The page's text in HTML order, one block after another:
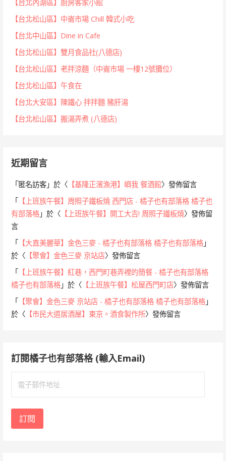
【台北內湖區】廚房客家小館
【台北松山區】中崙市場 Chill 韓式小吃
【台北中山區】Dine in Cafe
【台北松山區】雙月食品社(八德店)
【台北松山區】老拌涼麵（中崙市場 一樓12號攤位）
【台北松山區】午食在
【台北大安區】陳鐵心 拌拌麵 豬肝湯
【台北松山區】搬湯弄煮 (八德店)
近期留言
「匿名訪客 」於〈 【基隆正濱漁港】嶼我 餐酒館〉發佈留言
「 【上班族午餐】周照子鐵板燒 西門店 - 橘子也有部落格 橘子也
有部落格 」於〈 【上班族午餐】開工大吉! 周照子鐵板燒〉發佈留
言
「 【大直美麗華】金色三麥 - 橘子也有部落格 橘子也有部落格 」
於〈 【聚會】金色三麥 京站店〉發佈留言
「 【上班族午餐】紅巷，西門町巷弄裡的簡餐 - 橘子也有部落格
橘子也有部落格 」於〈 【上班族午餐】松屋西門町店〉發佈留言
「 【聚會】金色三麥 京站店 - 橘子也有部落格 橘子也有部落格 」
於〈 【市民大道居酒屋】東京。酒食製作所〉發佈留言
訂閱橘子也有部落格 (輸入Email)
地
訂閱